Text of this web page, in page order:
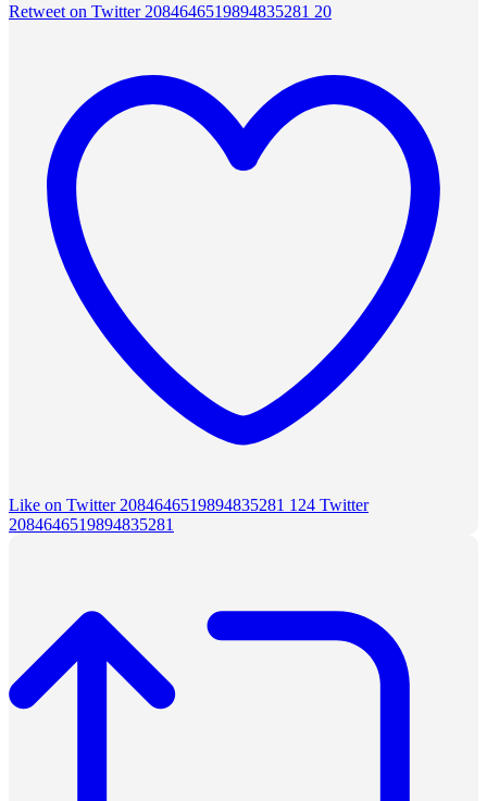
Retweet on Twitter 2084646519894835281 20
Like on Twitter 2084646519894835281 124 Twitter
2084646519894835281